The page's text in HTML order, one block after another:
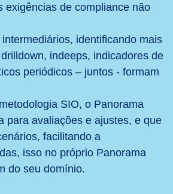
exigências de compliance não
identificando mais
indeeps, indicadores de
periódicos – juntos - formam
SIO, o Panorama
para avaliações e ajustes, e que
facilitando a
isso no próprio Panorama
do seu domínio.